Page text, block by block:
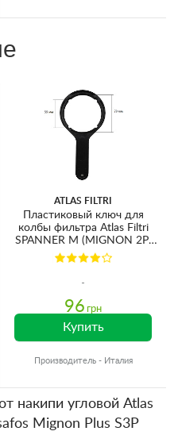
ATLAS FILTRI
Пластиковый ключ для
колбы фильтра Atlas Filtri
SPANNER M (MIGNON 2P)
RB7403002
96 грн
Купить
Производитель - Италия
накипи угловой Atlas
Mignon Plus S3P